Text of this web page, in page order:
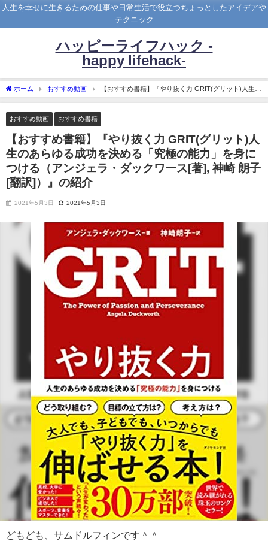
人生を幸せに生きるための仕事や日常生活で役立つちょっとしたアイデアや
テクニック
ハッピーライフハック -
happy lifehack-
ホーム おすすめ動画
【おすすめ書籍】『やり抜く力 GRIT(グリット)人生の
あらゆる成功を決める「究極の能力」を身につける（アンジェラ・ダックワース[著],
おすすめ動画
おすすめ書籍
【おすすめ書籍】『やり抜く力 GRIT(グリット)人
生のあらゆる成功を決める「究極の能力」を身に
つける（アンジェラ・ダックワース[著], 神崎 朗子
[翻訳]）』の紹介
2021年5月3日 2021年5月3日
どもども、サムドルフィンです＾＾